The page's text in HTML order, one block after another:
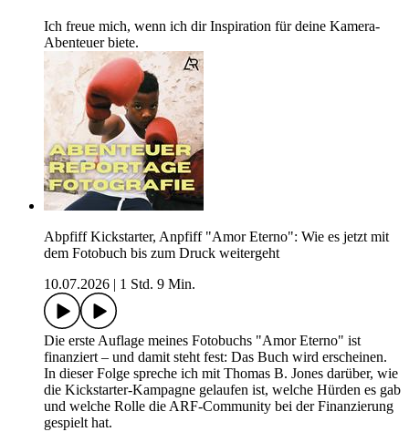
Ich freue mich, wenn ich dir Inspiration für deine Kamera-
Abenteuer biete.
Abpfiff Kickstarter, Anpfiff "Amor Eterno": Wie es jetzt mit
dem Fotobuch bis zum Druck weitergeht
10.07.2026
1 Std. 9 Min.
Die erste Auflage meines Fotobuchs "Amor Eterno" ist
finanziert – und damit steht fest: Das Buch wird erscheinen.
In dieser Folge spreche ich mit Thomas B. Jones darüber, wie
die Kickstarter-Kampagne gelaufen ist, welche Hürden es gab
und welche Rolle die ARF-Community bei der Finanzierung
gespielt hat.